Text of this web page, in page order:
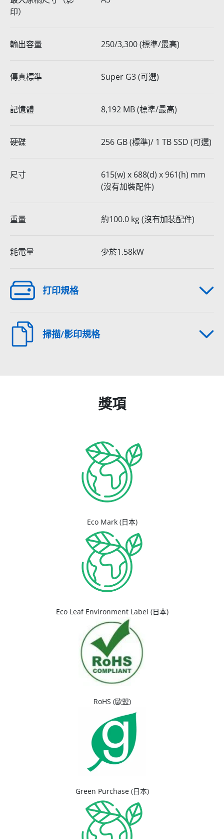
印）
輸出容量 250/3,300 (標準/最高)
傳真標準 Super G3 (可選)
記憶體 8,192 MB (標準/最高)
硬碟 256 GB (標準)/ 1 TB SSD (可選)
尺寸
615(w) x 688(d) x 961(h) mm
(沒有加裝配件)
重量 約100.0 kg (沒有加裝配件)
耗電量 少於1.58kW
打印規格
掃描/影印規格
獎項
Eco Mark (日本)
Eco Leaf Environment Label (日本)
RoHS (歐盟)
Green Purchase (日本)